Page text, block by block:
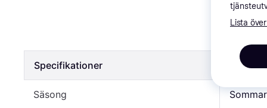
235/60
Specifikationer
Säsong
Lista